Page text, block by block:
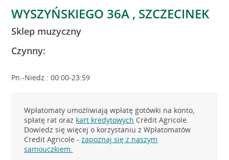
WYSZYŃSKIEGO 36A , SZCZECINEK
Sklep muzyczny
Czynny:
Pn.-Niedz.: 00:00-23:59
Wpłatomaty umożliwiają wpłatę gotówki na konto,
spłatę rat oraz kart kredytowych Crédit Agricole.
Dowiedz się więcej o korzystaniu z Wpłatomatów
Credit Agricole -zapoznaj się z naszym
samouczkiem.